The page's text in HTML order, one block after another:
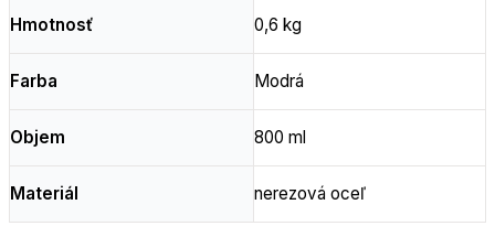
Hmotnosť 0,6 kg
Farba Modrá
Objem 800 ml
Materiál nerezová oceľ